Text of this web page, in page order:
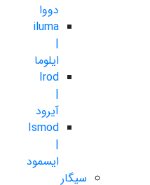
دووا
iluma
|
ایلوما
Irod
|
آیرود
Ismod
|
ایسمود
سیگار